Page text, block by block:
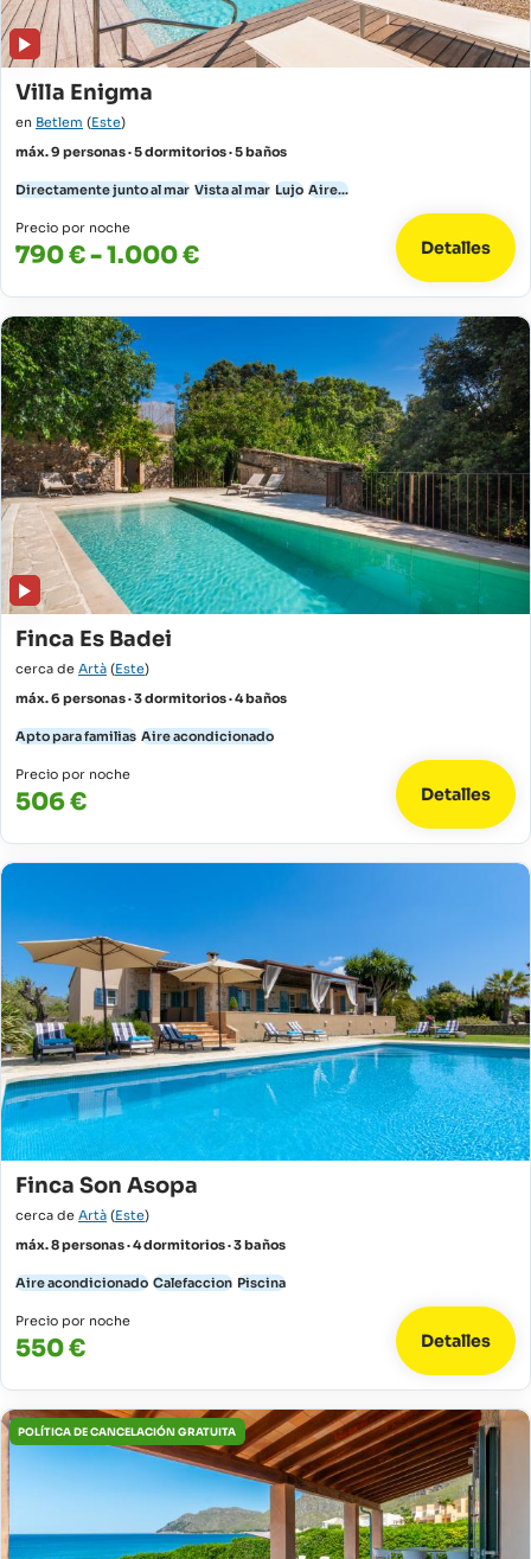
Villa Enigma
en Betlem (Este)
máx. 9 personas · 5 dormitorios · 5 baños
Directamente junto al mar Vista al mar Lujo Aire...
Precio por noche
790 € - 1.000 € Detalles
Finca Es Badei
cerca de Artà (Este)
máx. 6 personas · 3 dormitorios · 4 baños
Apto para familias Aire acondicionado
Precio por noche
506 € Detalles
Finca Son Asopa
cerca de Artà (Este)
máx. 8 personas · 4 dormitorios · 3 baños
Aire acondicionado Calefaccion Piscina
Precio por noche
550 € Detalles
POLÍTICA DE CANCELACIÓN GRATUITA